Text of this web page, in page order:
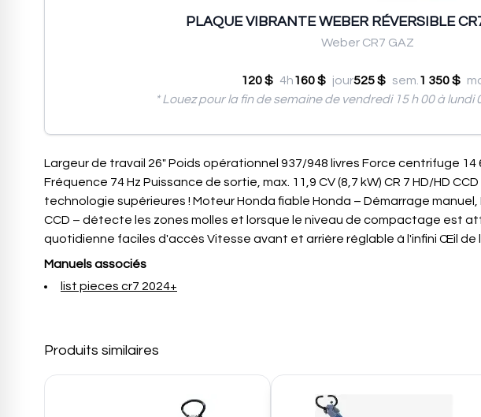
PLAQUE VIBRANTE WEBER RÉVERSIBLE
Weber CR7 GAZ
120 $ 4h160 $ jour525 $ sem. 1 350 $
* Louez pour la fin de semaine de vendredi 15 h 00 à lundi
Largeur de travail 26″ Poids opérationnel 937/948 livres Force centrifuge 14
Fréquence 74 Hz Puissance de sortie, max. 11,9 CV (8,7 kW) CR 7 HD/HD
technologie supérieures ! Moteur Honda fiable Honda – Démarrage
CCD – détecte les zones molles et lorsque le niveau de compactage est
quotidienne faciles d'accès Vitesse avant et arrière réglable à l'infini Œil de
Manuels associés
list pieces cr7 2024+
Produits similaires